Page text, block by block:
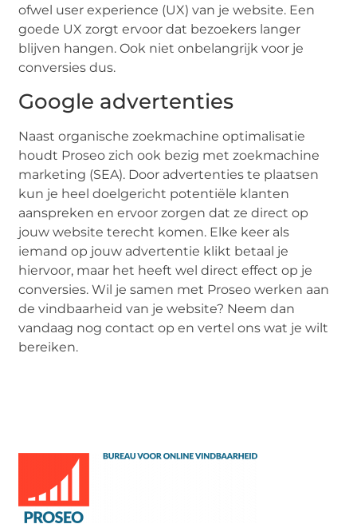
ofwel user experience (UX) van je website. Een
goede UX zorgt ervoor dat bezoekers langer
blijven hangen. Ook niet onbelangrijk voor je
conversies dus.
Google advertenties
Naast organische zoekmachine optimalisatie
houdt Proseo zich ook bezig met zoekmachine
marketing (SEA). Door advertenties te plaatsen
kun je heel doelgericht potentiële klanten
aanspreken en ervoor zorgen dat ze direct op
jouw website terecht komen. Elke keer als
iemand op jouw advertentie klikt betaal je
hiervoor, maar het heeft wel direct effect op je
conversies. Wil je samen met Proseo werken aan
de vindbaarheid van je website? Neem dan
vandaag nog contact op en vertel ons wat je wilt
bereiken.